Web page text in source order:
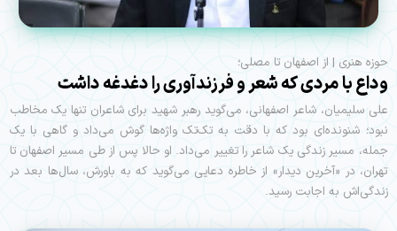
حوزه هنری | از اصفهان تا مصلی؛
وداع با مردی که شعر و فرزندآوری را دغدغه داشت
علی سلیمیان، شاعر اصفهانی، می‌گوید رهبر شهید برای شاعران تنها یک مخاطب
نبود؛ شنونده‌ای بود که با دقت به تک‌تک واژه‌ها گوش می‌داد و گاهی با یک
جمله، مسیر زندگی یک شاعر را تغییر می‌داد. او حالا پس از طی مسیر اصفهان تا
تهران، در «آخرین دیدار» از خاطره دعایی می‌گوید که به باورش، سال‌ها بعد در
زندگی‌اش به اجابت رسید.